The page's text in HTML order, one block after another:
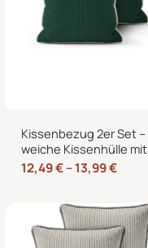
Kissenbezug 2er Set –
weiche Kissenhülle mit
Hotelverschluss,
zweifarbig, ohne Füllung
12,49€–13,99€